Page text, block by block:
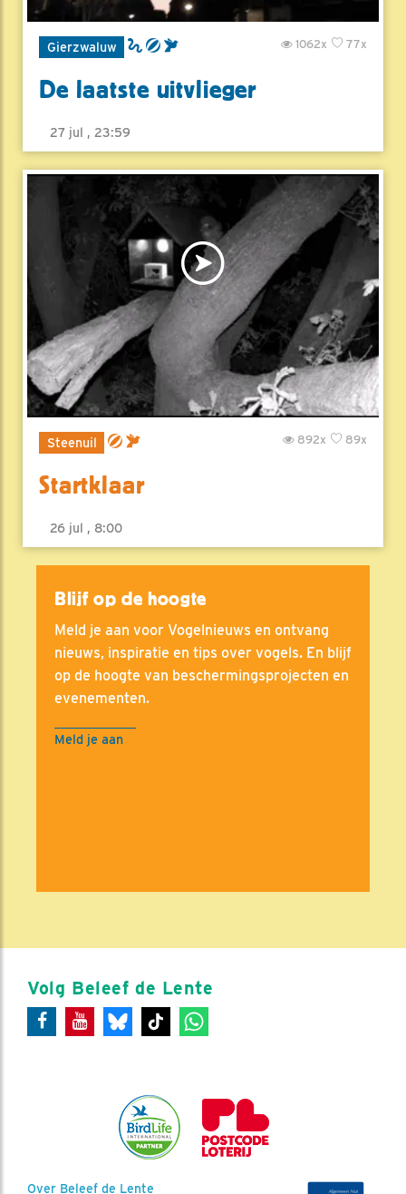
Gierzwaluw 77x
1062x
De laatste uitvlieger
27 jul , 23:59
Steenuil 89x
892x
Startklaar
26 jul , 8:00
Blijf op de hoogte
Meld je aan voor Vogelnieuws en ontvang
nieuws, inspiratie en tips over vogels. En blijf
op de hoogte van beschermingsprojecten en
evenementen.
Meld je aan
Volg Beleef de Lente
Over Beleef de Lente